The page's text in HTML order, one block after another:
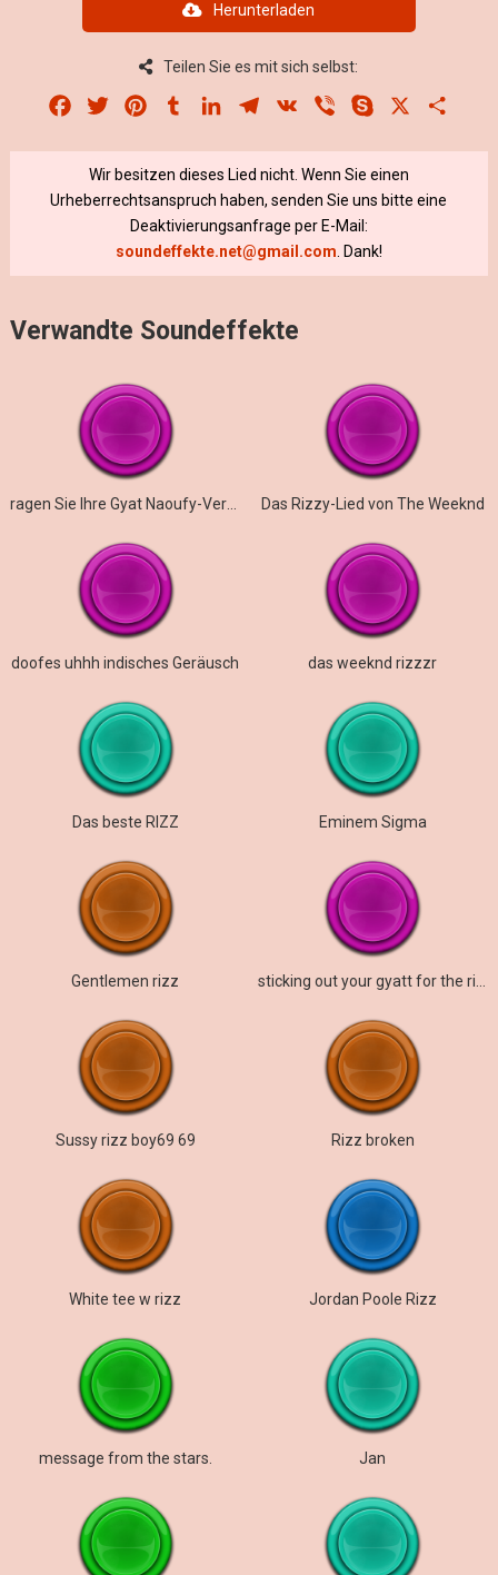
Herunterladen
Teilen Sie es mit sich selbst:
Facebook
Twitter PinterestTumblrLinkedInTelegram
VK Viber Skype
Wir besitzen dieses Lied nicht. Wenn Sie einen
Urheberrechtsanspruch haben, senden Sie uns bitte eine
Deaktivierungsanfrage per E-Mail:
soundeffekte.net@gmail.com . Dank!
Verwandte Soundeffekte
ragen Sie Ihre Gyat Naoufy-Version heraus Das Rizzy-Lied von The Weeknd
doofes uhhh indisches Geräusch das weeknd rizzzr
Das beste RIZZ Eminem Sigma
Gentlemen rizz
Sussy rizz boy69 69 Rizz broken
White tee w rizz Jordan Poole Rizz
message from the stars. Jan